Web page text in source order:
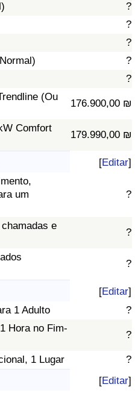
?
?
?
?
?
(Ou
176.900,00 ₪
Comfort
179.990,00 ₪
[Editar]
um
?
e
?
?
[Editar]
1 Adulto
?
Hora no Fim-
?
1 Lugar ?
[Editar]